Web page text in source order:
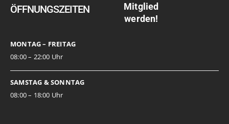
Mitglied
werden!
ÖFFNUNGSZEITEN
MONTAG – FREITAG
08:00 – 22:00 Uhr
SAMSTAG & SONNTAG
08:00 – 18:00 Uhr